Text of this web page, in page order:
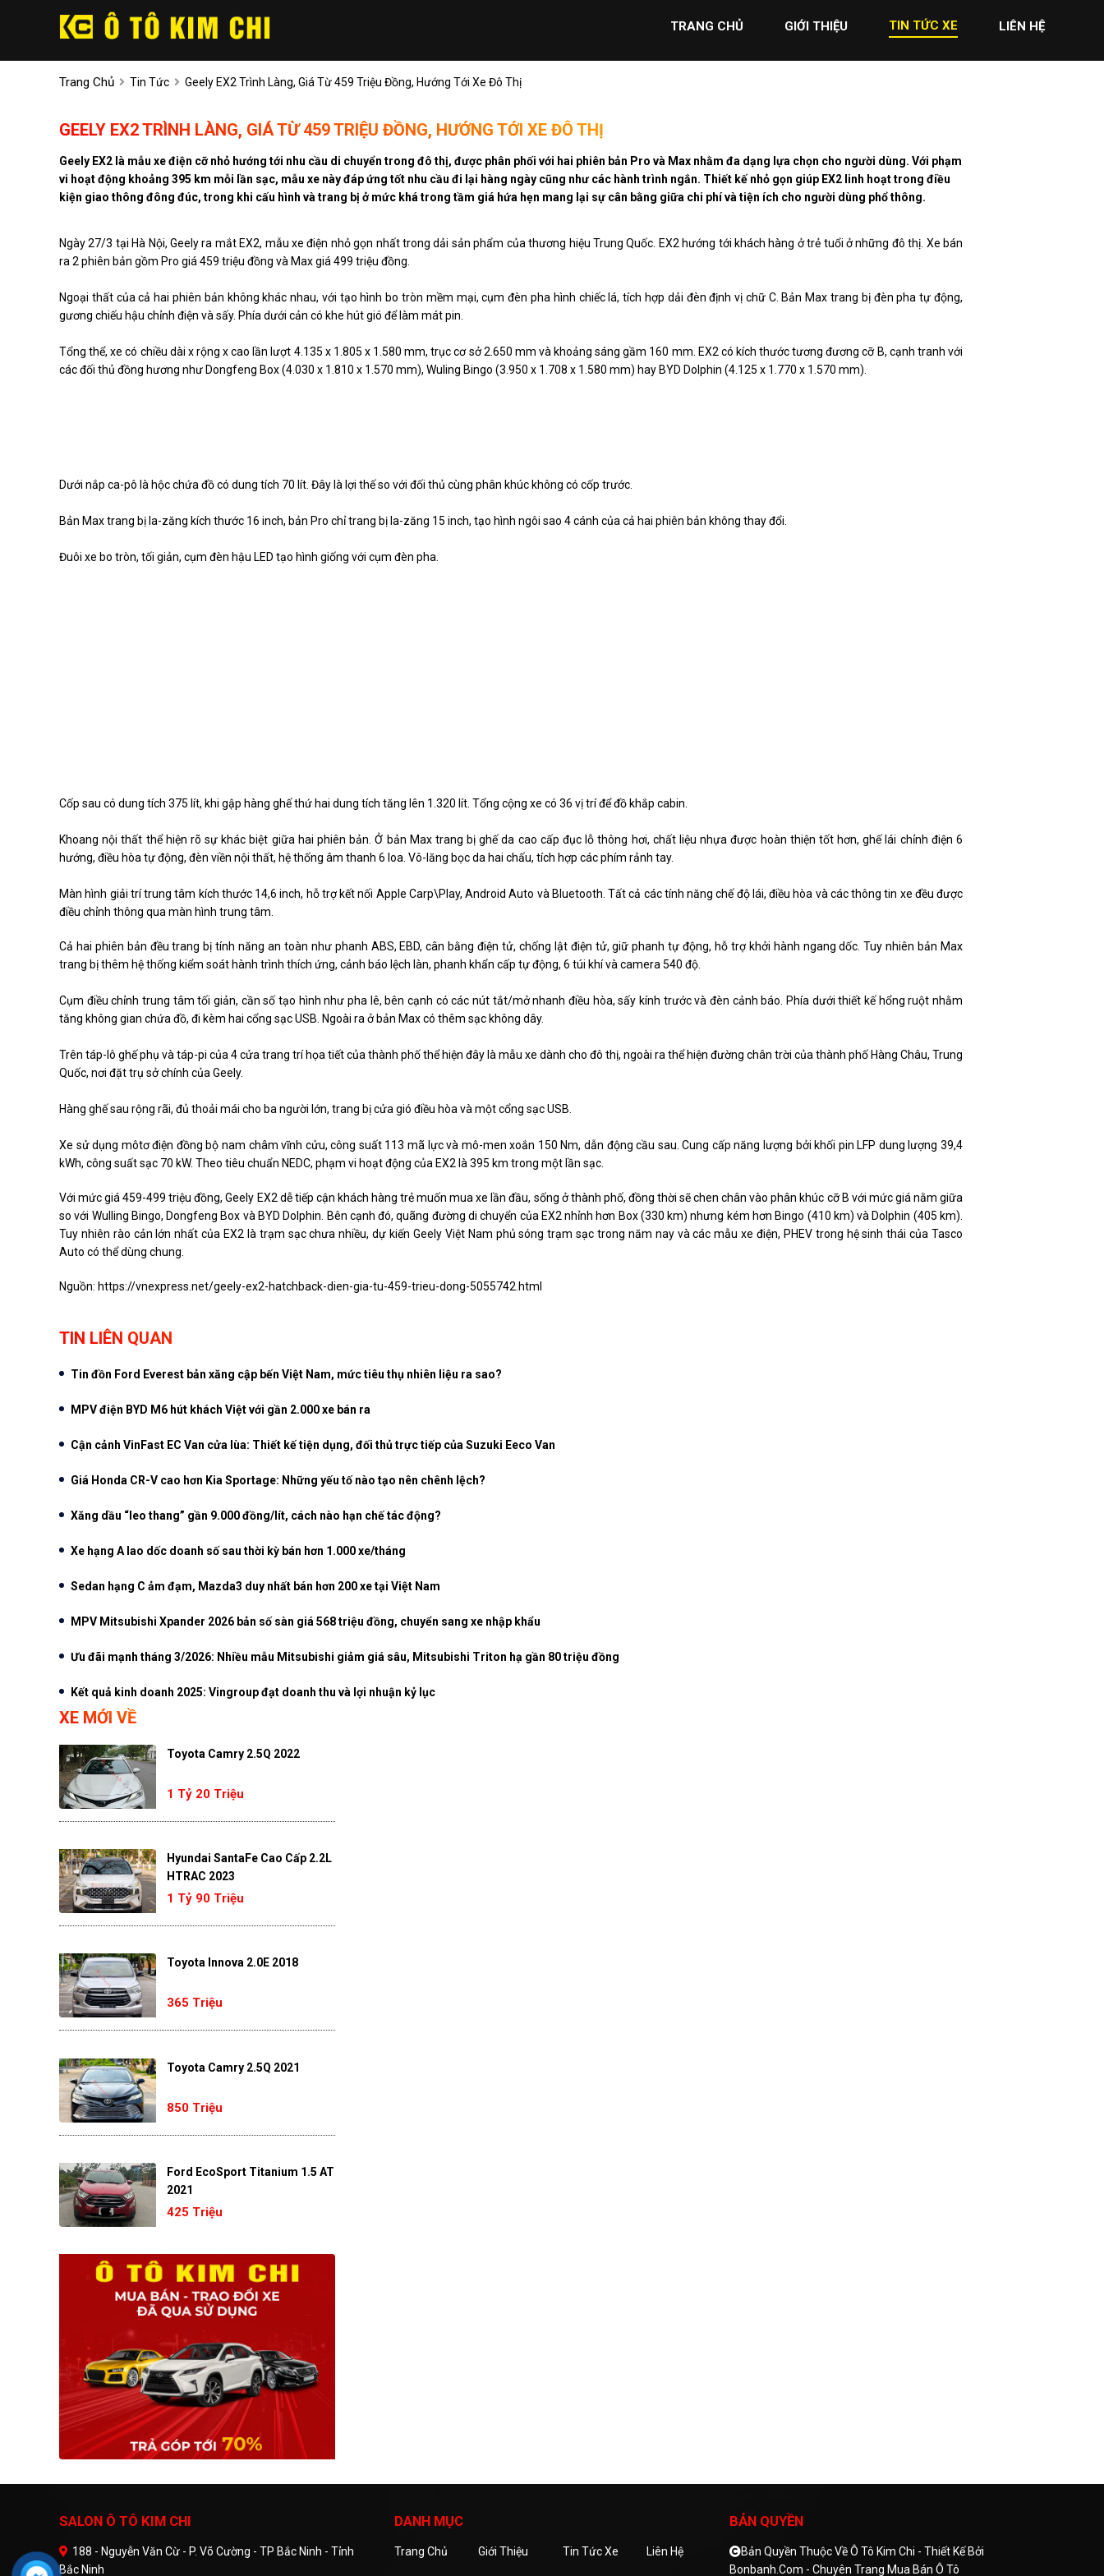
TRANG CHỦ GIỚI THIỆU TIN TỨC XE LIÊN HỆ
Trang Chủ Tin Tức Geely EX2 Trình Làng, Giá Từ 459 Triệu Đồng, Hướng Tới Xe Đô Thị
GEELY EX2 TRÌNH LÀNG, GIÁ TỪ 459 TRIỆU ĐỒNG, HƯỚNG TỚI XE ĐÔ THỊ
Geely EX2 là mẫu xe điện cỡ nhỏ hướng tới nhu cầu di chuyển trong đô thị, được phân phối với hai phiên bản Pro và Max nhằm đa dạng lựa chọn cho người dùng. Với phạm
vi hoạt động khoảng 395 km mỗi lần sạc, mẫu xe này đáp ứng tốt nhu cầu đi lại hàng ngày cũng như các hành trình ngắn. Thiết kế nhỏ gọn giúp EX2 linh hoạt trong điều
kiện giao thông đông đúc, trong khi cấu hình và trang bị ở mức khá trong tầm giá hứa hẹn mang lại sự cân bằng giữa chi phí và tiện ích cho người dùng phổ thông.
Ngày 27/3 tại Hà Nội, Geely ra mắt EX2, mẫu xe điện nhỏ gọn nhất trong dải sản phẩm của thương hiệu Trung Quốc. EX2 hướng tới khách hàng ở trẻ tuổi ở những đô thị. Xe bán
ra 2 phiên bản gồm Pro giá 459 triệu đồng và Max giá 499 triệu đồng.
Ngoại thất của cả hai phiên bản không khác nhau, với tạo hình bo tròn mềm mại, cụm đèn pha hình chiếc lá, tích hợp dải đèn định vị chữ C. Bản Max trang bị đèn pha tự động,
gương chiếu hậu chỉnh điện và sấy. Phía dưới cản có khe hút gió để làm mát pin.
Tổng thể, xe có chiều dài x rộng x cao lần lượt 4.135 x 1.805 x 1.580 mm, trục cơ sở 2.650 mm và khoảng sáng gầm 160 mm. EX2 có kích thước tương đương cỡ B, cạnh tranh với
các đối thủ đồng hương như Dongfeng Box (4.030 x 1.810 x 1.570 mm), Wuling Bingo (3.950 x 1.708 x 1.580 mm) hay BYD Dolphin (4.125 x 1.770 x 1.570 mm).
Dưới nắp ca-pô là hộc chứa đồ có dung tích 70 lít. Đây là lợi thế so với đối thủ cùng phân khúc không có cốp trước.
Bản Max trang bị la-zăng kích thước 16 inch, bản Pro chỉ trang bị la-zăng 15 inch, tạo hình ngôi sao 4 cánh của cả hai phiên bản không thay đổi.
Đuôi xe bo tròn, tối giản, cụm đèn hậu LED tạo hình giống với cụm đèn pha.
Cốp sau có dung tích 375 lít, khi gập hàng ghế thứ hai dung tích tăng lên 1.320 lít. Tổng cộng xe có 36 vị trí để đồ khắp cabin.
Khoang nội thất thể hiện rõ sự khác biệt giữa hai phiên bản. Ở bản Max trang bị ghế da cao cấp đục lỗ thông hơi, chất liệu nhựa được hoàn thiện tốt hơn, ghế lái chỉnh điện 6
hướng, điều hòa tự động, đèn viền nội thất, hệ thống âm thanh 6 loa. Vô-lăng bọc da hai chấu, tích hợp các phím rảnh tay.
Màn hình giải trí trung tâm kích thước 14,6 inch, hỗ trợ kết nối Apple Carp\Play, Android Auto và Bluetooth. Tất cả các tính năng chế độ lái, điều hòa và các thông tin xe đều được
điều chỉnh thông qua màn hình trung tâm.
Cả hai phiên bản đều trang bị tính năng an toàn như phanh ABS, EBD, cân bằng điện tử, chống lật điện tử, giữ phanh tự động, hỗ trợ khởi hành ngang dốc. Tuy nhiên bản Max
trang bị thêm hệ thống kiểm soát hành trình thích ứng, cảnh báo lệch làn, phanh khẩn cấp tự động, 6 túi khí và camera 540 độ.
Cụm điều chỉnh trung tâm tối giản, cần số tạo hình như pha lê, bên cạnh có các nút tắt/mở nhanh điều hòa, sấy kính trước và đèn cảnh báo. Phía dưới thiết kế hổng ruột nhằm
tăng không gian chứa đồ, đi kèm hai cổng sạc USB. Ngoài ra ở bản Max có thêm sạc không dây.
Trên táp-lô ghế phụ và táp-pi của 4 cửa trang trí họa tiết của thành phố thể hiện đây là mẫu xe dành cho đô thị, ngoài ra thể hiện đường chân trời của thành phố Hàng Châu, Trung
Quốc, nơi đặt trụ sở chính của Geely.
Hàng ghế sau rộng rãi, đủ thoải mái cho ba người lớn, trang bị cửa gió điều hòa và một cổng sạc USB.
Xe sử dụng môtơ điện đồng bộ nam châm vĩnh cửu, công suất 113 mã lực và mô-men xoắn 150 Nm, dẫn động cầu sau. Cung cấp năng lượng bởi khối pin LFP dung lượng 39,4
kWh, công suất sạc 70 kW. Theo tiêu chuẩn NEDC, phạm vi hoạt động của EX2 là 395 km trong một lần sạc.
Với mức giá 459-499 triệu đồng, Geely EX2 dễ tiếp cận khách hàng trẻ muốn mua xe lần đầu, sống ở thành phố, đồng thời sẽ chen chân vào phân khúc cỡ B với mức giá nằm giữa
so với Wulling Bingo, Dongfeng Box và BYD Dolphin. Bên cạnh đó, quãng đường di chuyển của EX2 nhỉnh hơn Box (330 km) nhưng kém hơn Bingo (410 km) và Dolphin (405 km).
Tuy nhiên rào cản lớn nhất của EX2 là trạm sạc chưa nhiều, dự kiến Geely Việt Nam phủ sóng trạm sạc trong năm nay và các mẫu xe điện, PHEV trong hệ sinh thái của Tasco
Auto có thể dùng chung.
Nguồn: https://vnexpress.net/geely-ex2-hatchback-dien-gia-tu-459-trieu-dong-5055742.html
TIN LIÊN QUAN
Tin đồn Ford Everest bản xăng cập bến Việt Nam, mức tiêu thụ nhiên liệu ra sao?
MPV điện BYD M6 hút khách Việt với gần 2.000 xe bán ra
Cận cảnh VinFast EC Van cửa lùa: Thiết kế tiện dụng, đối thủ trực tiếp của Suzuki Eeco Van
Giá Honda CR-V cao hơn Kia Sportage: Những yếu tố nào tạo nên chênh lệch?
Xăng dầu “leo thang” gần 9.000 đồng/lít, cách nào hạn chế tác động?
Xe hạng A lao dốc doanh số sau thời kỳ bán hơn 1.000 xe/tháng
Sedan hạng C ảm đạm, Mazda3 duy nhất bán hơn 200 xe tại Việt Nam
MPV Mitsubishi Xpander 2026 bản số sàn giá 568 triệu đồng, chuyển sang xe nhập khẩu
Ưu đãi mạnh tháng 3/2026: Nhiều mẫu Mitsubishi giảm giá sâu, Mitsubishi Triton hạ gần 80 triệu đồng
Kết quả kinh doanh 2025: Vingroup đạt doanh thu và lợi nhuận kỷ lục
XE MỚI VỀ
Toyota Camry 2.5Q 2022
1 Tỷ 20 Triệu
Hyundai SantaFe Cao Cấp 2.2L
HTRAC 2023
1 Tỷ 90 Triệu
Toyota Innova 2.0E 2018
365 Triệu
Toyota Camry 2.5Q 2021
850 Triệu
Ford EcoSport Titanium 1.5 AT
2021
425 Triệu
SALON Ô TÔ KIM CHI
188 - Nguyễn Văn Cừ - P. Võ Cường - TP Bắc Ninh - Tỉnh
Bắc Ninh
DANH MỤC
Trang Chủ Giới Thiệu Tin Tức Xe Liên Hệ
BẢN QUYỀN
Bản Quyền Thuộc Về Ô Tô Kim Chi - Thiết Kế Bởi
Bonbanh.com - Chuyên Trang Mua Bán Ô Tô